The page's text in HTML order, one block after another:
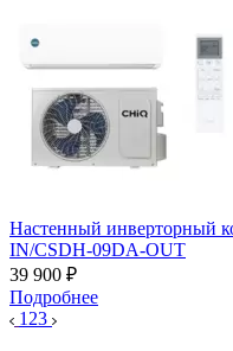
Настенный инверторный
IN/CSDH-09DA-OUT
39 900 ₽
Подробнее
1 23